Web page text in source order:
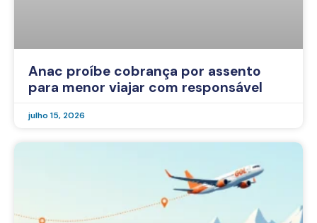
Anac proíbe cobrança por assento
para menor viajar com responsável
julho 15, 2026